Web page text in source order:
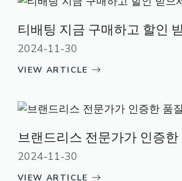
티배팅 지금 구매하고 할인
2024-11-30
VIEW ARTICLE
브랜드리스 전문가가 인증한
2024-11-30
VIEW ARTICLE